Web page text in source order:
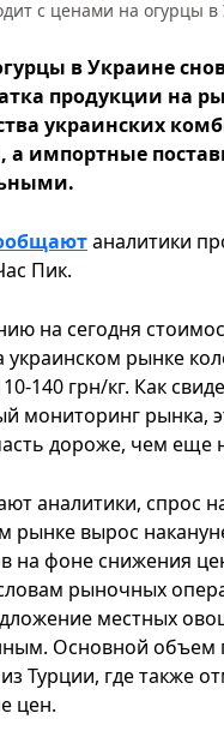
с ценами на огурцы в
в Украине
продукции на
украинских
а импортные
аналитики
Пик.
на сегодня
украинском рынке
140 грн/кг. Как
мониторинг рынка,
дороже, чем еще
аналитики, спрос
рынке вырос
на фоне снижения
рыночных
местных
Основной объем
Турции, где также
цен.